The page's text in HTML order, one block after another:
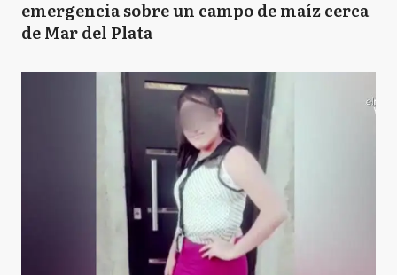
emergencia sobre un campo de maíz cerca
de Mar del Plata